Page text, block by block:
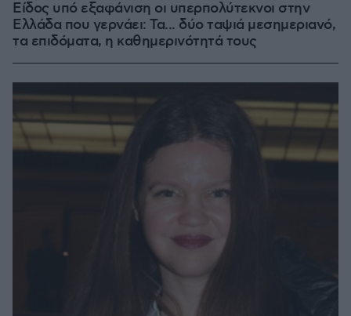
Είδος υπό εξαφάνιση οι υπερπολύτεκνοι στην
Ελλάδα που γερνάει: Τα... δύο ταψιά μεσημεριανό,
τα επιδόματα, η καθημερινότητά τους